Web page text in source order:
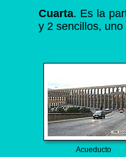
Cuarta. Es la
y 2 sencillos,
Acueducto